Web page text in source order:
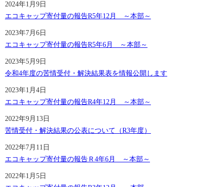
2024年1月9日
エコキャップ寄付量の報告R5年12月 ～本部～
2023年7月6日
エコキャップ寄付量の報告R5年6月 ～本部～
2023年5月9日
令和4年度の苦情受付・解決結果表を情報公開します
2023年1月4日
エコキャップ寄付量の報告R4年12月 ～本部～
2022年9月13日
苦情受付・解決結果の公表について（R3年度）
2022年7月11日
エコキャップ寄付量の報告Ｒ4年6月 ～本部～
2022年1月5日